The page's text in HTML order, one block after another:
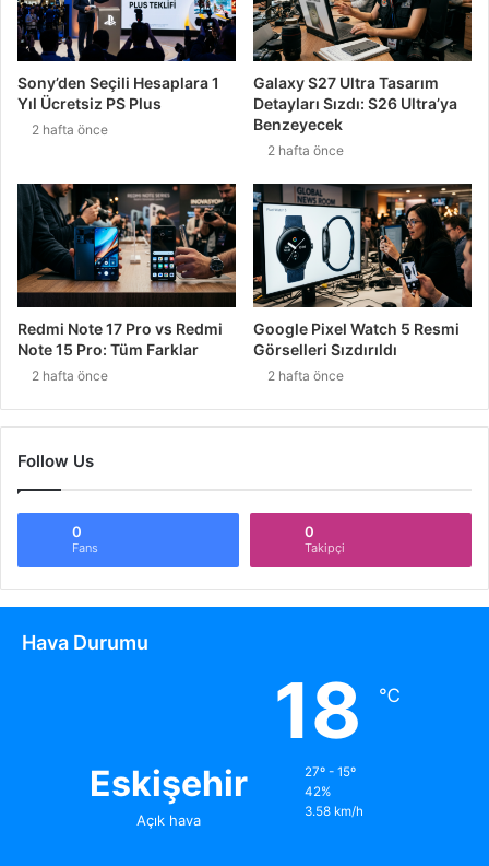
Sony’den Seçili Hesaplara 1
Yıl Ücretsiz PS Plus
2 hafta önce
Galaxy S27 Ultra Tasarım
Detayları Sızdı: S26 Ultra’ya
Benzeyecek
2 hafta önce
Redmi Note 17 Pro vs Redmi
Note 15 Pro: Tüm Farklar
2 hafta önce
Google Pixel Watch 5 Resmi
Görselleri Sızdırıldı
2 hafta önce
Follow Us
0
Fans
0
Takipçi
Hava Durumu
Eskişehir
Açık hava
18 ℃
27º - 15º
42%
3.58 km/h